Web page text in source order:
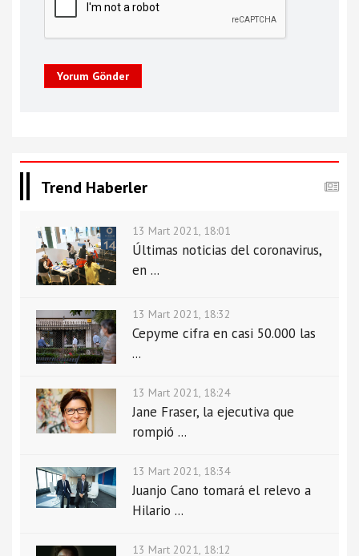
Yorum Gönder
Trend Haberler
13 Mart 2021, 18:01
Últimas noticias del coronavirus,
en ...
13 Mart 2021, 18:32
Cepyme cifra en casi 50.000 las
...
13 Mart 2021, 18:24
Jane Fraser, la ejecutiva que
rompió ...
13 Mart 2021, 18:34
Juanjo Cano tomará el relevo a
Hilario ...
13 Mart 2021, 18:12